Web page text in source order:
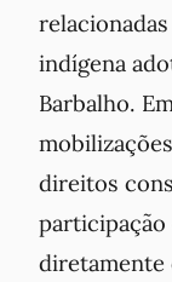
indígena
Barbalho.
direitos
participação